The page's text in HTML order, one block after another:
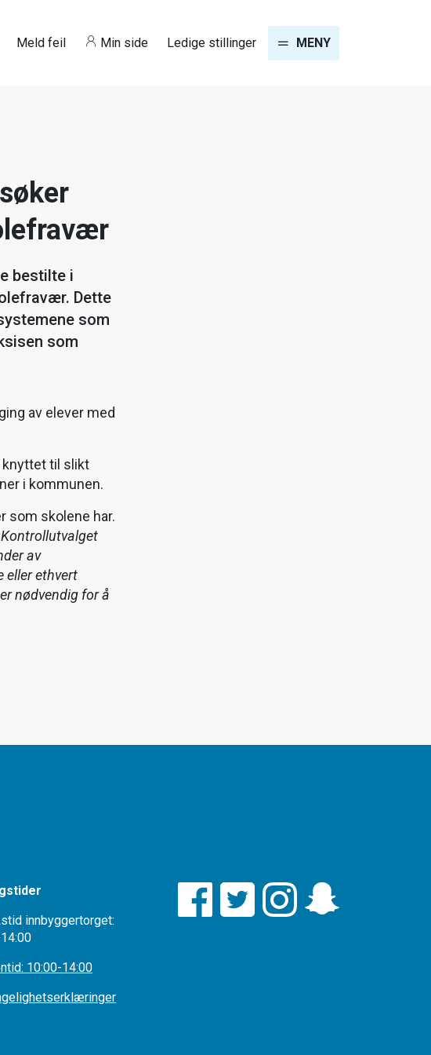
Meld feil Min side Ledige stillinger MENY
bestilte i
Dette
som
som
av elever med
knyttet til slikt
i kommunen.
som skolene har.
Kontrollutvalget
av
eller ethvert
nødvendig for å
innbyggertorget:
10:00-14:00